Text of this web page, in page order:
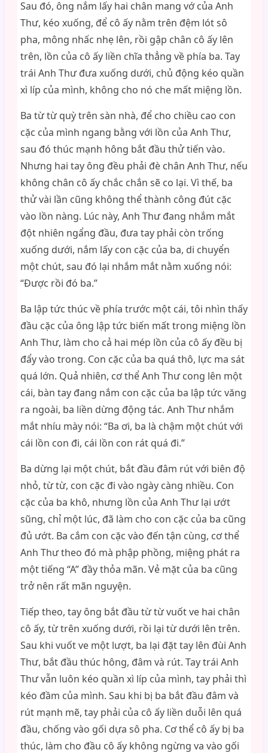
Sau đó, ông nắm lấy hai chân mang vớ của Anh
Thư, kéo xuống, để cô ấy nằm trên đệm lót sô
pha, mông nhấc nhẹ lên, rồi gập chân cô ấy lên
trên, lồn của cô ấy liền chĩa thẳng về phía ba. Tay
trái Anh Thư đưa xuống dưới, chủ động kéo quần
xì líp của mình, không cho nó che mất miệng lồn.
Ba từ từ quỳ trên sàn nhà, để cho chiều cao con
cặc của mình ngang bằng với lồn của Anh Thư,
sau đó thúc mạnh hông bắt đầu thử tiến vào.
Nhưng hai tay ông đều phải đè chân Anh Thư, nếu
không chân cô ấy chắc chắn sẽ co lại. Vì thế, ba
thử vài lần cũng không thể thành công đút cặc
vào lồn nàng. Lúc này, Anh Thư đang nhắm mắt
đột nhiên ngẩng đầu, đưa tay phải còn trống
xuống dưới, nắm lấy con cặc của ba, di chuyển
một chút, sau đó lại nhắm mắt nằm xuống nói:
“Được rồi đó ba.”
Ba lập tức thúc về phía trước một cái, tôi nhìn thấy
đầu cặc của ông lập tức biến mất trong miệng lồn
Anh Thư, làm cho cả hai mép lồn của cô ấy đều bị
đẩy vào trong. Con cặc của ba quá thô, lực ma sát
quá lớn. Quả nhiên, cơ thể Anh Thư cong lên một
cái, bàn tay đang nắm con cặc của ba lập tức văng
ra ngoài, ba liền dừng động tác. Anh Thư nhắm
mắt nhíu mày nói: “Ba ơi, ba là chậm một chút với
cái lồn con đi, cái lồn con rát quá đi.”
Ba dừng lại một chút, bắt đầu đâm rút với biên độ
nhỏ, từ từ, con cặc đi vào ngày càng nhiều. Con
cặc của ba khô, nhưng lồn của Anh Thư lại ướt
sũng, chỉ một lúc, đã làm cho con cặc của ba cũng
đủ ướt. Ba cắm con cặc vào đến tận cùng, cơ thể
Anh Thư theo đó mà phập phồng, miệng phát ra
một tiếng “A” đầy thỏa mãn. Vẻ mặt của ba cũng
trở nên rất mãn nguyện.
Tiếp theo, tay ông bắt đầu từ từ vuốt ve hai chân
cô ấy, từ trên xuống dưới, rồi lại từ dưới lên trên.
Sau khi vuốt ve một lượt, ba lại đặt tay lên đùi Anh
Thư, bắt đầu thúc hông, đâm và rút. Tay trái Anh
Thư vẫn luôn kéo quần xì líp của mình, tay phải thì
kéo đầm của mình. Sau khi bị ba bắt đầu đâm và
rút mạnh mẽ, tay phải của cô ấy liền duỗi lên quá
đầu, chống vào gối dựa sô pha. Cơ thể cô ấy bị ba
thúc, làm cho đầu cô ấy không ngừng va vào gối